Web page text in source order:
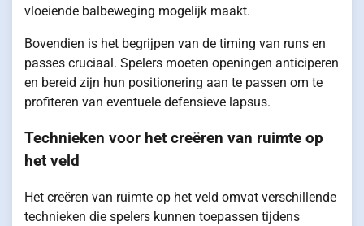
vloeiende balbeweging mogelijk maakt.
Bovendien is het begrijpen van de timing van runs en
passes cruciaal. Spelers moeten openingen anticiperen
en bereid zijn hun positionering aan te passen om te
profiteren van eventuele defensieve lapsus.
Technieken voor het creëren van ruimte op
het veld
Het creëren van ruimte op het veld omvat verschillende
technieken die spelers kunnen toepassen tijdens